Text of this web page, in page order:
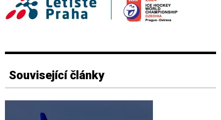
Související články